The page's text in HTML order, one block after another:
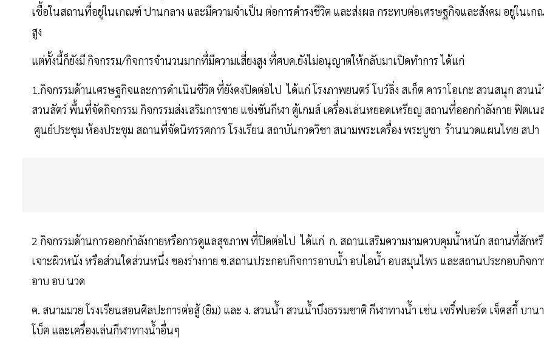
เชื้อในสถานที่อยู่ในเกณฑ์ ปานกลาง และมีความจําเป็น ต่อการดํารงชีวิต และส่งผล กระทบต่อเศรษฐกิจและสังคม อยู่ในเก
สูง
แต่ทั้งนี้ก็ยังมี กิจกรรม/กิจการจำนวนมากที่มีความเสี่ยงสูง ที่ศบค.ยังไม่อนุญาตให้กลับมาเปิดทำการ ได้แก่
1.กิจกรรมด้านเศรษฐกิจและการดําเนินชีวิต ที่ยังคงปิดต่อไป ได้แก่ โรงภาพยนตร์ โบว์ลิ่ง สเก็ต คาราโอเกะ สวนสนุก สวนน
สวนสัตว์ พื้นที่จัดกิจกรรม กิจกรรมส่งเสริมการขาย แข่งขันกีฬา ตู้เกมส์ เครื่องเล่นหยอดเหรียญ สถานที่ออกกําลังกาย ฟิตเน
ศูนย์ประชุม ห้องประชุม สถานที่จัดนิทรรศการ โรงเรียน สถาบันกวดวิชา สนามพระเครื่อง พระบูชา ร้านนวดแผนไทย สปา
2 กิจกรรมด้านการออกกําลังกายหรือการดูแลสุขภาพ ที่ปิดต่อไป ได้แก่ ก. สถานเสริมความงามควบคุมน้ำหนัก สถานที่สักห
เจาะผิวหนัง หรือส่วนใดส่วนหนึ่ง ของร่างกาย ข.สถานประกอบกิจการอาบน้ำ อบไอน้ำ อบสมุนไพร และสถานประกอบกิจกา
อาบ อบ นวด
ค. สนามมวย โรงเรียนสอนศิลปะการต่อสู้ (ยิม) และ ง. สวนน้ำ สวนน้ำบึงธรรมชาติ กีฬาทางน้ำ เช่น เซริ์ฟบอร์ด เจ็ตสกี้ บานา
โบ็ต และเครื่องเล่นกีฬาทางน้ำอื่นๆ